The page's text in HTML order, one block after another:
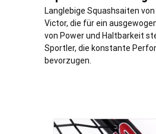
Langlebige Squashsaiten
Victor, die für ein
von Power und Haltbarkeit
Sportler, die konstante
bevorzugen.